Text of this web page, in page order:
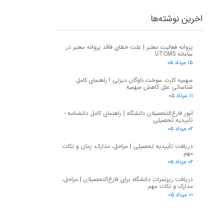
پروانه فعالیت معتبر | علت خطای فاقد پروانه معتبر در
سامانه UTCMS
۱۵ مرداد ۰۵
سهمیه کارت سوخت ناوگان دیزلی I راهنمای کامل
شناسائی علل کاهش سهمیه
۱۱ مرداد ۰۵
امور فارغ‌التحصیلان دانشگاه | راهنمای کامل دانشنامه -
تأییدیه تحصیلی
۰۲ مرداد ۰۵
دریافت تأییدیه تحصیلی | مراحل، مدارک، زمان و نکات
مهم
۰۲ مرداد ۰۵
دریافت ریزنمرات دانشگاه برای فارغ‌التحصیلان | مراحل،
مدارک و نکات مهم
۰۱ مرداد ۰۵
اخرین نوشته‌ها